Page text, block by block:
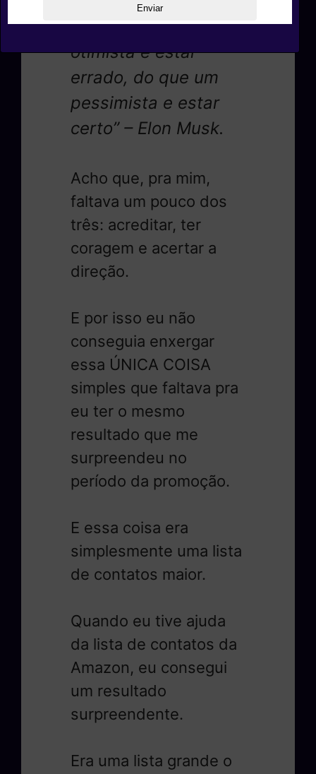
“Eu prefiro ser um
otimista e estar
errado, do que um
pessimista e estar
certo” – Elon Musk.
Acho que, pra mim,
faltava um pouco dos
três: acreditar, ter
coragem e acertar a
direção.
E por isso eu não
conseguia enxergar
essa ÚNICA COISA
simples que faltava pra
eu ter o mesmo
resultado que me
surpreendeu no
período da promoção.
E essa coisa era
simplesmente uma lista
de contatos maior.
Quando eu tive ajuda
da lista de contatos da
Amazon, eu consegui
um resultado
surpreendente.
Era uma lista grande o